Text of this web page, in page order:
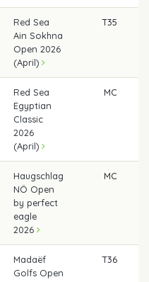
Red Sea
Ain Sokhna
Open 2026
(April)
T35
Red Sea
Egyptian
Classic
2026
(April)
MC
Haugschlag
NÖ Open
by perfect
eagle
2026
MC
Madaëf
Golfs Open
T36